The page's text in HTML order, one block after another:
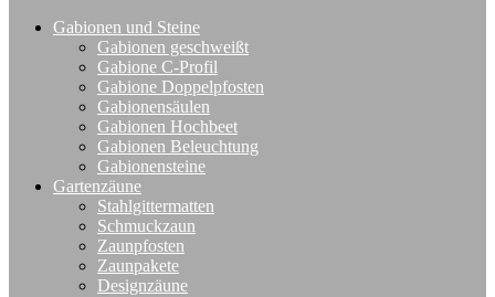
Gabionen und Steine
Gabionen geschweißt
Gabione C-Profil
Gabione Doppelpfosten
Gabionensäulen
Gabionen Hochbeet
Gabionen Beleuchtung
Gabionensteine
Gartenzäune
Stahlgittermatten
Schmuckzaun
Zaunpfosten
Zaunpakete
Designzäune